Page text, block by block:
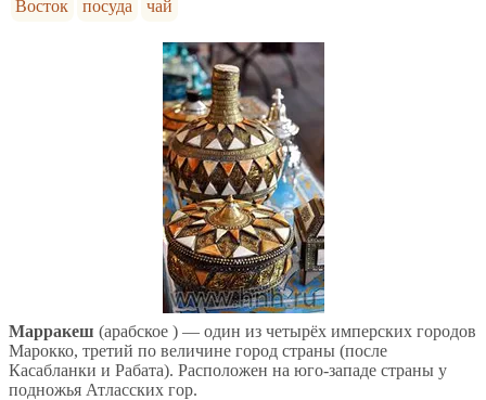
Восток
посуда чай
Марракеш (арабское ) — один из четырёх имперских городов
Марокко, третий по величине город страны (после
Касабланки и Рабата). Расположен на юго-западе страны у
подножья Атласских гор.